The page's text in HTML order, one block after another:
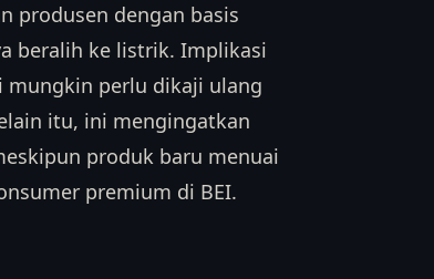
produsen dengan basis
beralih ke listrik. Implikasi
mungkin perlu dikaji ulang
itu, ini mengingatkan
produk baru menuai
premium di BEI.